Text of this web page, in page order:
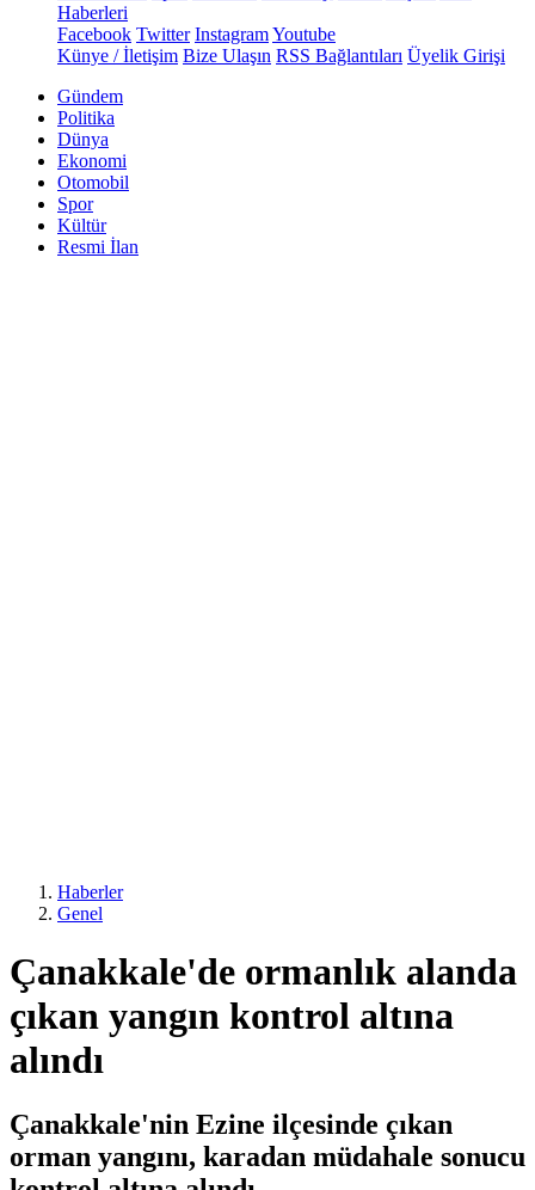
Haberleri
Facebook Twitter InstagramYoutube
Künye / İletişim Bize Ulaşın RSS Bağlantıları Üyelik Girişi
Gündem
Politika
Dünya
Ekonomi
Otomobil
Spor
Kültür
Resmi İlan
Haberler
Genel
Çanakkale'de ormanlık alanda
çıkan yangın kontrol altına
alındı
Çanakkale'nin Ezine ilçesinde çıkan
orman yangını, karadan müdahale sonucu